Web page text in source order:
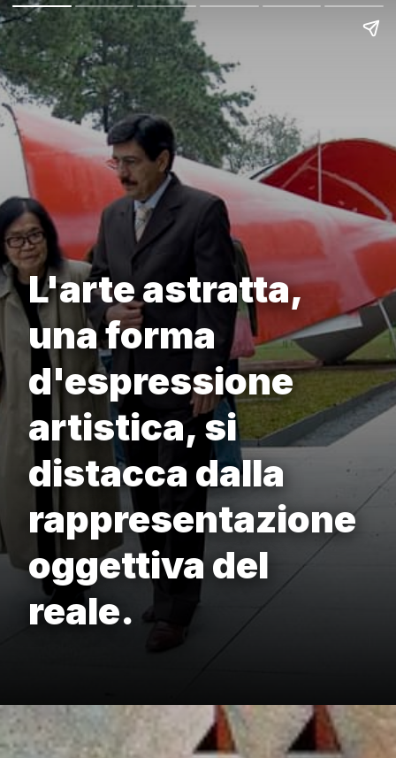
L'arte astratta,
una forma
d'espressione
artistica, si
distacca dalla
rappresentazione
oggettiva del
reale.